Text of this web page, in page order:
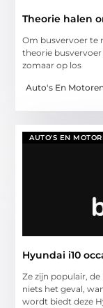
Theorie halen
Om busvervoer te
theorie
zomaar op los
Auto's En
AUTO'S EN
Hyundai i10
Ze zijn populair,
niets het geval,
wordt biedt deze